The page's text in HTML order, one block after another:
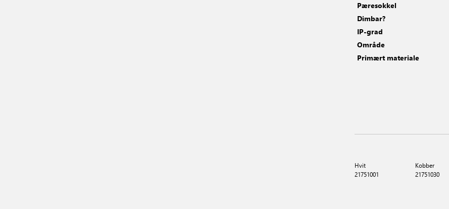
Pæresokkel
Dimbar?
IP-grad
Område
Primært materiale
Hvit
21751001
Kobber
21751030